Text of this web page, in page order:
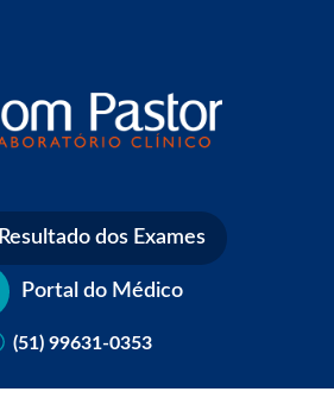
Resultado dos Exames
Portal do Médico
(51) 99631-0353